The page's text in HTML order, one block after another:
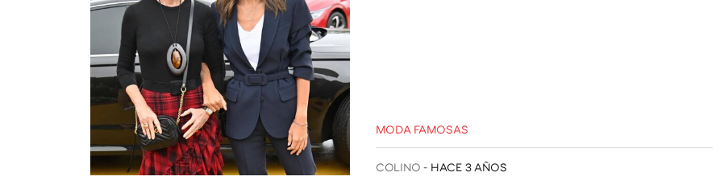
MODA FAMOSAS
COLINO HACE 3 AÑOS